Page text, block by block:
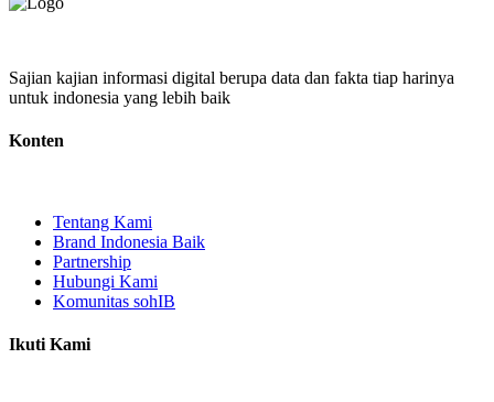
Sajian kajian informasi digital berupa data dan fakta tiap harinya
untuk indonesia yang lebih baik
Konten
Tentang Kami
Brand Indonesia Baik
Partnership
Hubungi Kami
Komunitas sohIB
Ikuti Kami